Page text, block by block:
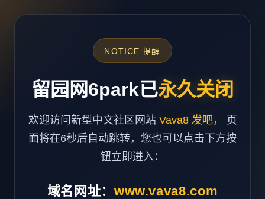
NOTICE 提醒
留园网6park已永久关闭
欢迎访问新型中文社区网站 Vava8 发吧， 页
面将在6秒后自动跳转，您也可以点击下方按
钮立即进入：
域名网址： www.vava8.com